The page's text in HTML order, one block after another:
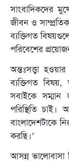
সাংবাদিকদের
জীবন ও
ব্যক্তিগত
পরিবেশের
অন্তঃসত্ত্বা
ব্যক্তিগত
সবাইকে সম্মান
পরিস্থিতি
বাংলাদেশটাকে
করছি।’
আসন্ন ভালোবাসা